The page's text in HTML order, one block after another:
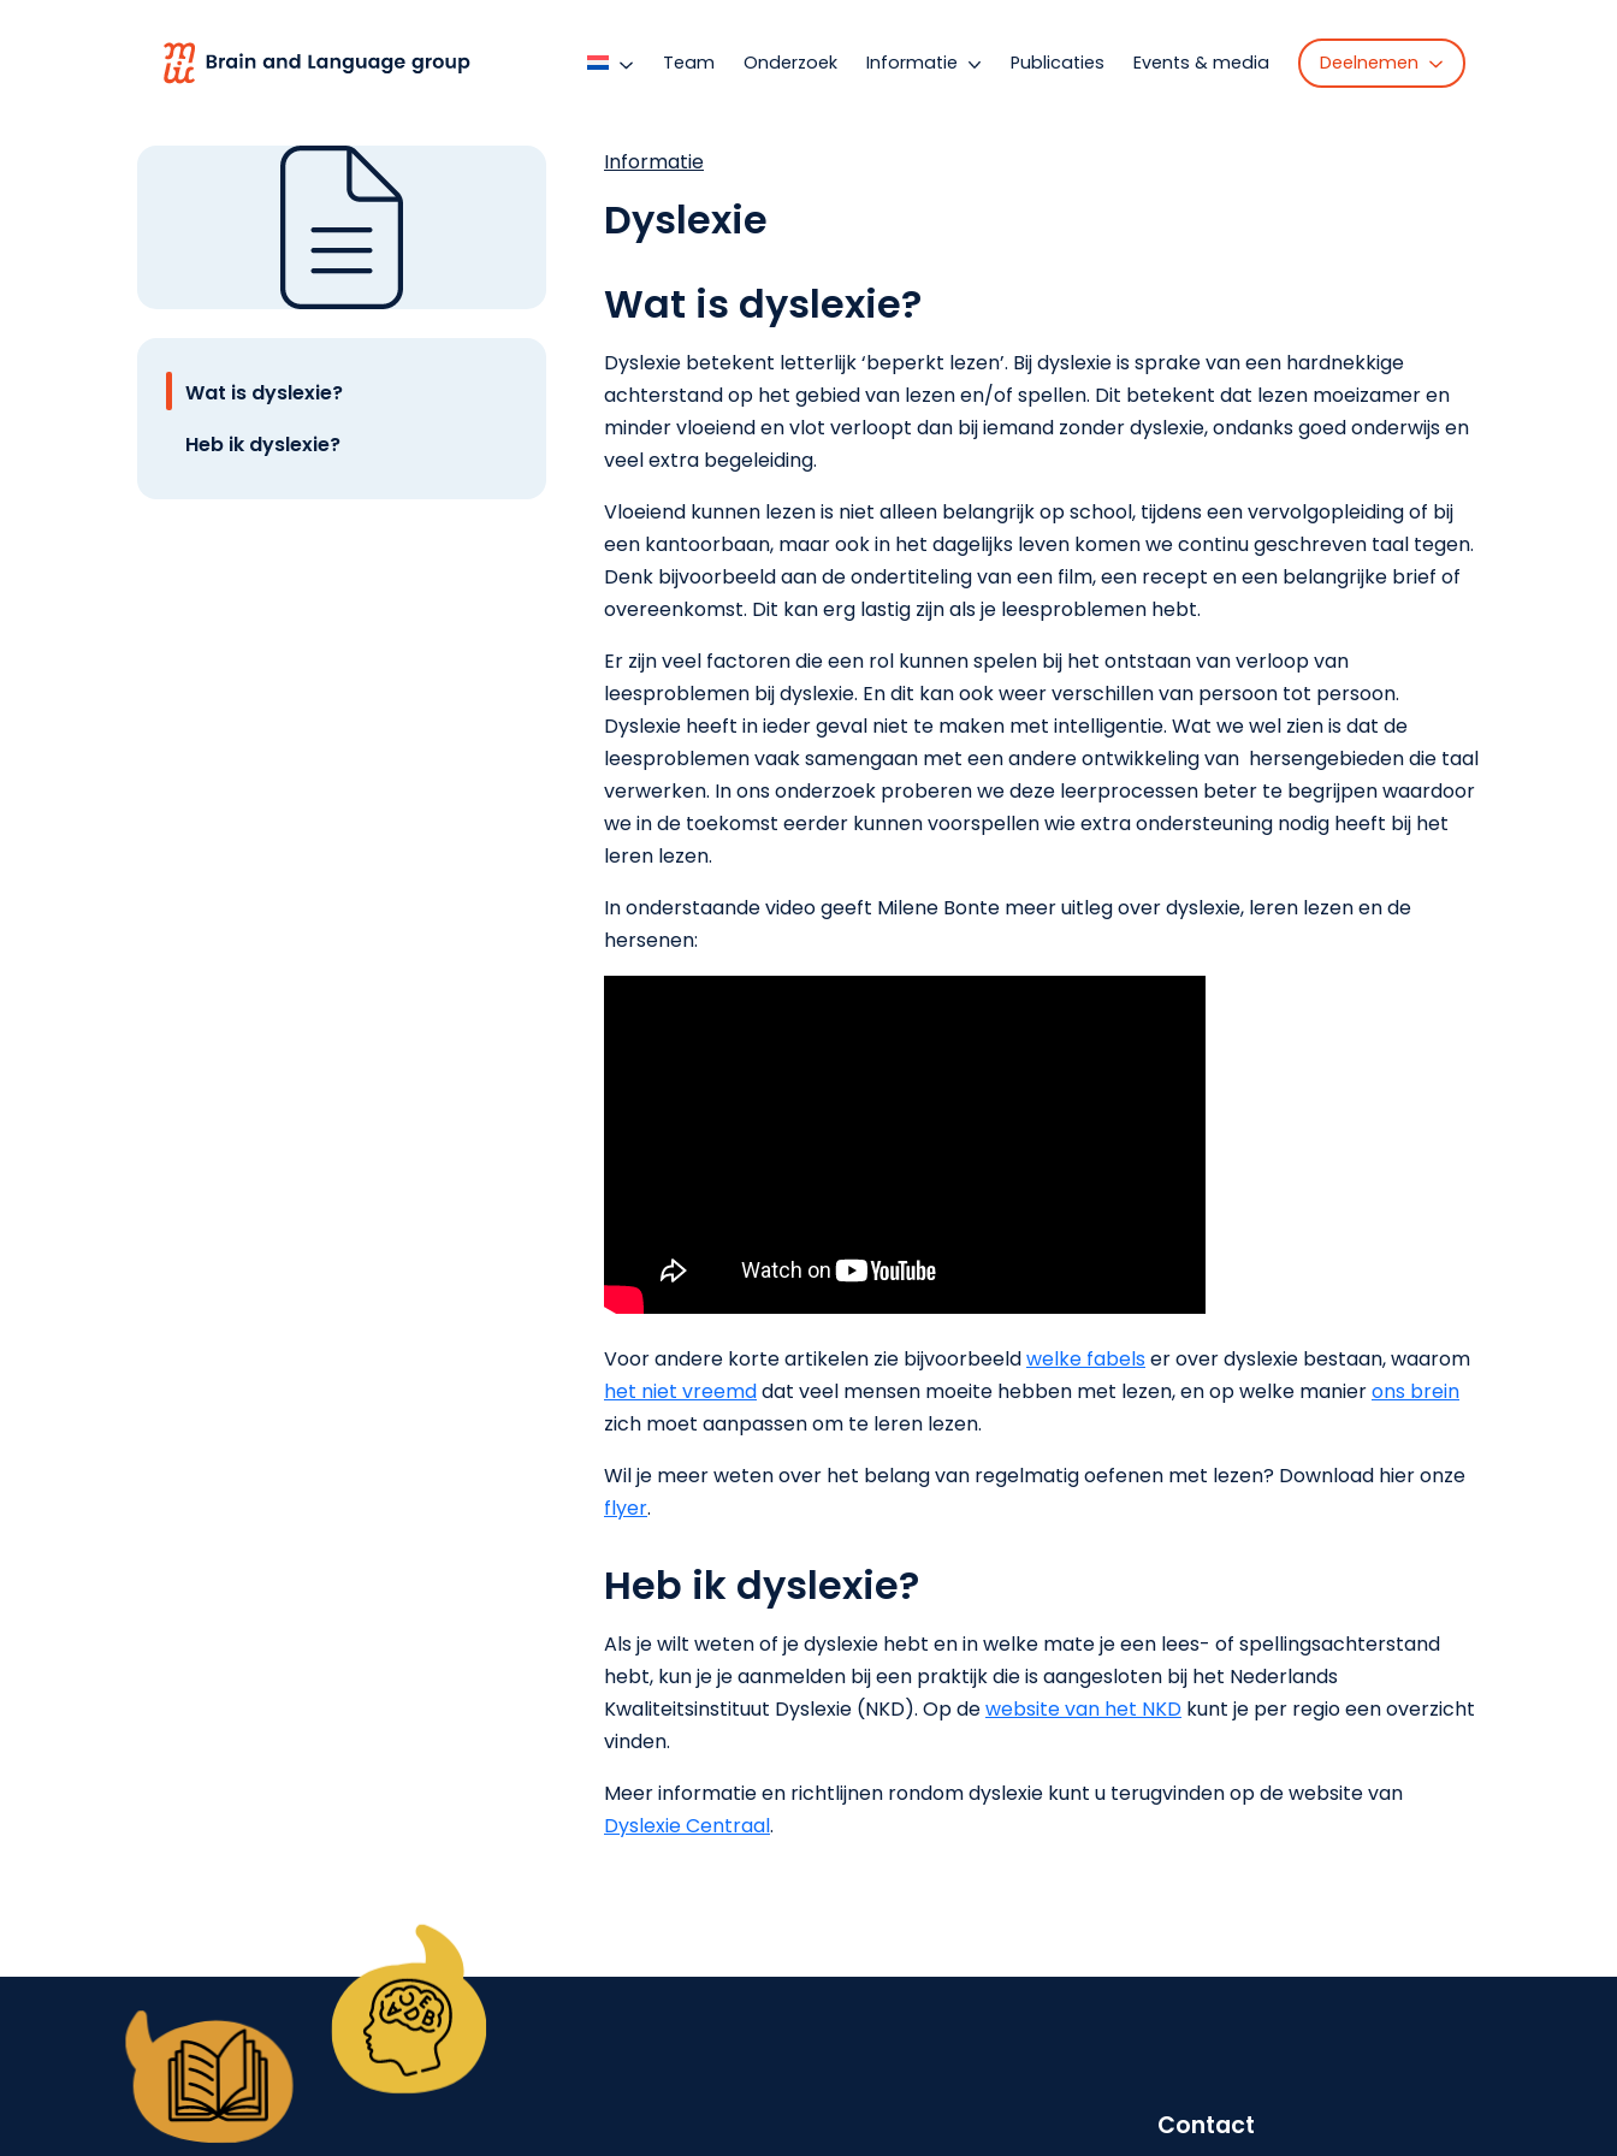
Team Onderzoek Informatie Publicaties Events & media Deelnemen
Wat is dyslexie?
Heb ik dyslexie?
Informatie
Dyslexie
Wat is dyslexie?
Dyslexie betekent letterlijk ‘beperkt lezen’. Bij dyslexie is sprake van een hardnekkige
achterstand op het gebied van lezen en/of spellen. Dit betekent dat lezen moeizamer en
minder vloeiend en vlot verloopt dan bij iemand zonder dyslexie, ondanks goed onderwijs en
veel extra begeleiding.
Vloeiend kunnen lezen is niet alleen belangrijk op school, tijdens een vervolgopleiding of bij
een kantoorbaan, maar ook in het dagelijks leven komen we continu geschreven taal tegen.
Denk bijvoorbeeld aan de ondertiteling van een film, een recept en een belangrijke brief of
overeenkomst. Dit kan erg lastig zijn als je leesproblemen hebt.
Er zijn veel factoren die een rol kunnen spelen bij het ontstaan van verloop van
leesproblemen bij dyslexie. En dit kan ook weer verschillen van persoon tot persoon.
Dyslexie heeft in ieder geval niet te maken met intelligentie. Wat we wel zien is dat de
leesproblemen vaak samengaan met een andere ontwikkeling van hersengebieden die taal
verwerken. In ons onderzoek proberen we deze leerprocessen beter te begrijpen waardoor
we in de toekomst eerder kunnen voorspellen wie extra ondersteuning nodig heeft bij het
leren lezen.
In onderstaande video geeft Milene Bonte meer uitleg over dyslexie, leren lezen en de
hersenen:
Voor andere korte artikelen zie bijvoorbeeldwelke fabelser over dyslexie bestaan, waarom
het niet vreemddat veel mensen moeite hebben met lezen, en op welke manierons brein
zich moet aanpassen om te leren lezen.
Wil je meer weten over het belang van regelmatig oefenen met lezen? Download hier onze
flyer.
Heb ik dyslexie?
Als je wilt weten of je dyslexie hebt en in welke mate je een lees- of spellingsachterstand
hebt, kun je je aanmelden bij een praktijk die is aangesloten bij het Nederlands
Kwaliteitsinstituut Dyslexie (NKD). Op dewebsite van het NKD kunt je per regio een overzicht
vinden.
Meer informatie en richtlijnen rondom dyslexie kunt u terugvinden op de website van
Dyslexie Centraal.
Contact